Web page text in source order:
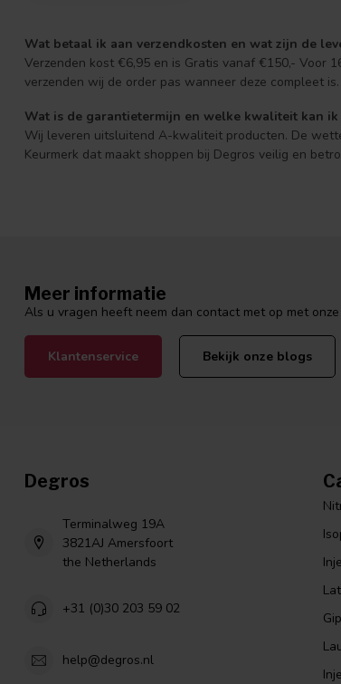
Wat betaal ik aan verzendkosten en wat zijn de
Verzenden kost €6,95 en is Gratis vanaf €150,- Voor
verzenden wij de order pas wanneer deze compleet is.
Wat is de garantietermijn en welke kwaliteit kan ik
Wij leveren uitsluitend A-kwaliteit producten. De
Keurmerk dat maakt shoppen bij Degros veilig en
Meer informatie
Als u vragen heeft neem dan contact met op met
Klantenservice Bekijk onze blogs
Degros
Terminalweg 19A
3821AJ Amersfoort
the Netherlands
+31 (0)30 203 59 02
help@degros.nl